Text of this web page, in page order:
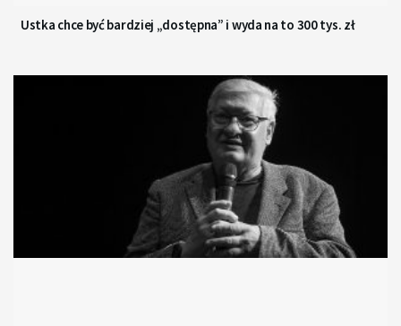
Ustka chce być bardziej „dostępna” i wyda na to 300 tys. zł